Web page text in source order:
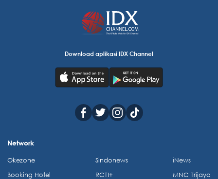
Download aplikasi IDX Channel
Network
Okezone
Booking Hotel
Sindonews
RCTI+
iNews
MNC Trijaya